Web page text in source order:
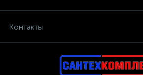
Контакты